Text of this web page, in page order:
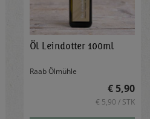
Öl Leindotter 100ml
Raab Ölmühle
€ 5,90
€ 5,90 / STK